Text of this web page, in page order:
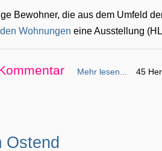
Bewohner, die aus dem Umfeld
Wohnungen eine Ausstellung
Mehr lesen... 45
Ostend